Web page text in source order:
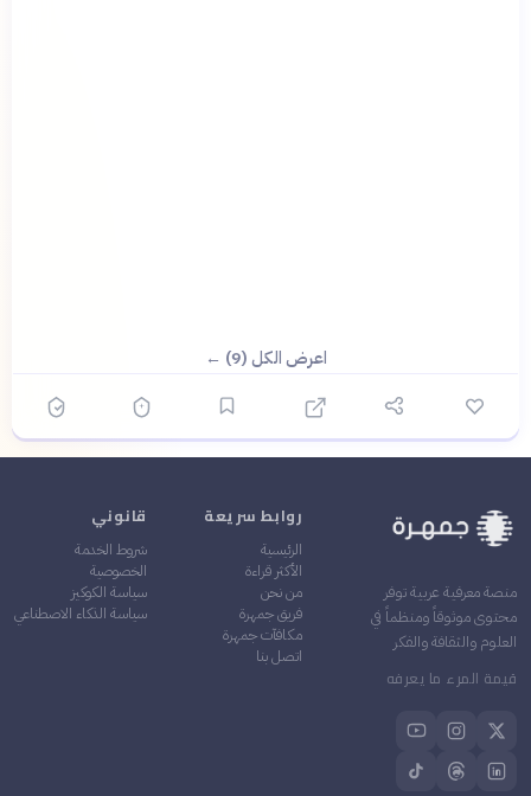
اعرض الكل (9) ←
منصة معرفية عربية توفر
محتوى موثوقاً ومنظماً في
العلوم والثقافة والفكر
قيمة المرء ما يعرفه
روابط سريعة
الرئيسية
الأكثر قراءة
من نحن
فريق جمهرة
مكافآت جمهرة
اتصل بنا
قانوني
شروط الخدمة
الخصوصية
سياسة الكوكيز
سياسة الذكاء الاصطناعي